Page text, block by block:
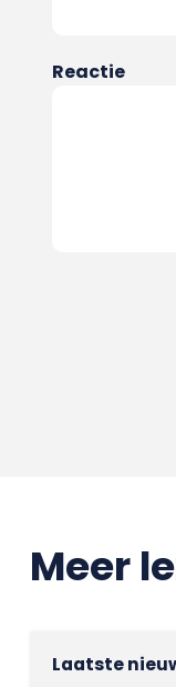
Reactie
Meer
Laatste